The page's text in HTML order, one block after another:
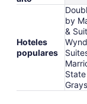
Hoteles
populares
by
&